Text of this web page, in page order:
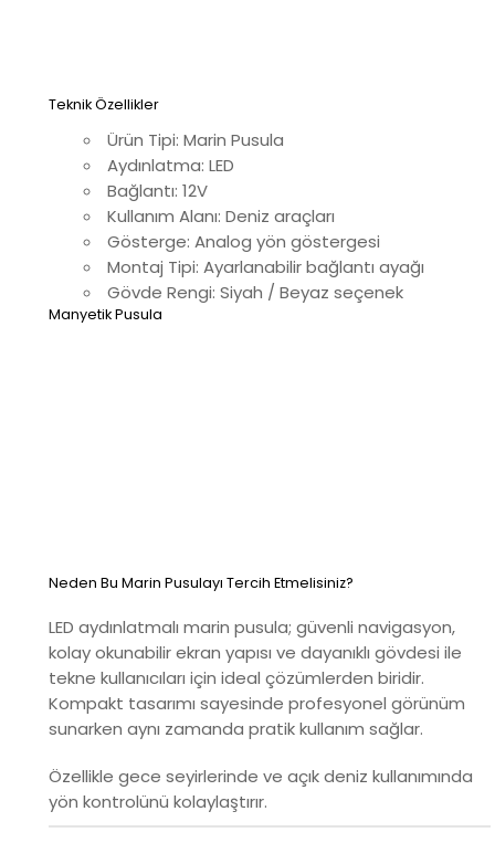
Teknik Özellikler
Ürün Tipi: Marin Pusula
Aydınlatma: LED
Bağlantı: 12V
Kullanım Alanı: Deniz araçları
Gösterge: Analog yön göstergesi
Montaj Tipi: Ayarlanabilir bağlantı ayağı
Gövde Rengi: Siyah / Beyaz seçenek
Manyetik Pusula
Neden Bu Marin Pusulayı Tercih Etmelisiniz?
LED aydınlatmalı marin pusula; güvenli navigasyon,
kolay okunabilir ekran yapısı ve dayanıklı gövdesi ile
tekne kullanıcıları için ideal çözümlerden biridir.
Kompakt tasarımı sayesinde profesyonel görünüm
sunarken aynı zamanda pratik kullanım sağlar.
Özellikle gece seyirlerinde ve açık deniz kullanımında
yön kontrolünü kolaylaştırır.